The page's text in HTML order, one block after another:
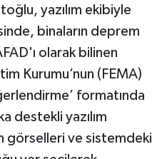
yazılım ekibiyle
binaların deprem
olarak bilinen
Kurumu’nun (FEMA)
formatında
destekli yazılım
görselleri ve sistemdeki